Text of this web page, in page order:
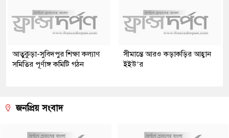
আতুকুড়া-সুবিদপুর শিক্ষা কল্যাণ
সমিতির পূর্ণাঙ্গ কমিটি গঠন
সীমান্তে আরও কড়াকড়ির আহ্বান
ইইউ’র
জনপ্রিয় সংবাদ